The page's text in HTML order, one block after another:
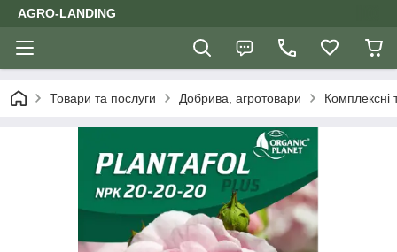
AGRO-LANDING
Товари та послуги Добрива, агротовари Комплексні